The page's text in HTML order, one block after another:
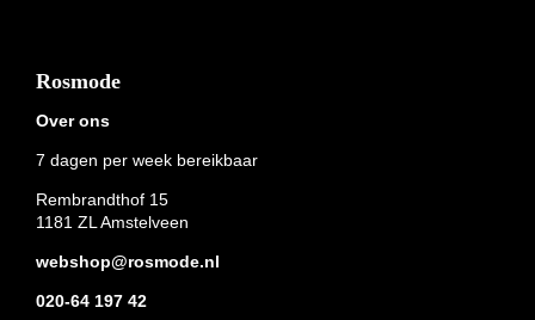
Footer
Rosmode
Over ons
7 dagen per week bereikbaar
Rembrandthof 15
1181 ZL Amstelveen
webshop@rosmode.nl
020-64 197 42